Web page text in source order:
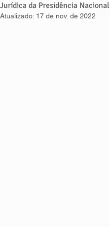
Jurídica da Presidência Nacional
Atualizado: 17 de nov. de 2022